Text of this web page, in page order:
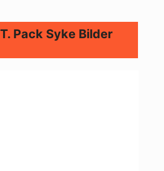
Pack Syke Bilder